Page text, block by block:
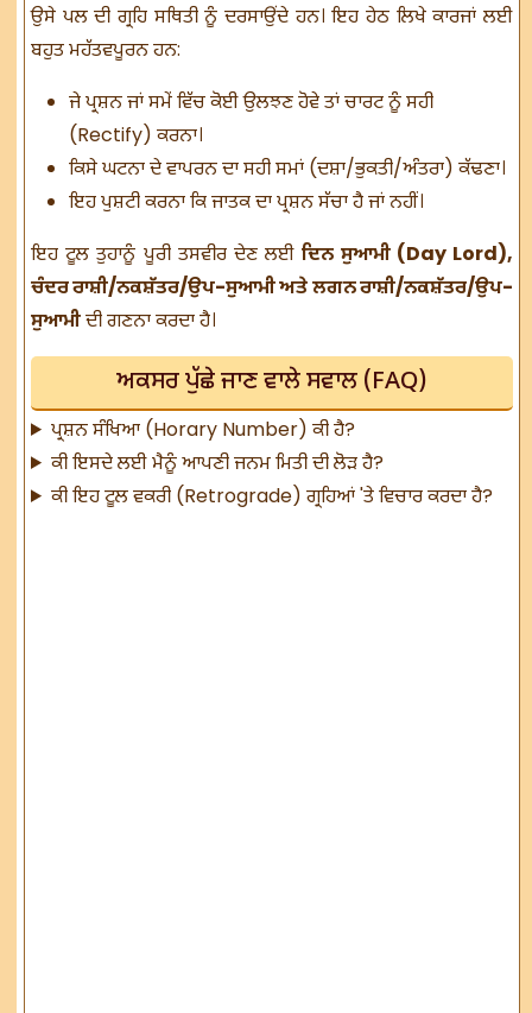
ਉਸੇ ਪਲ ਦੀ ਗ੍ਰਹਿ ਸਥਿਤੀ ਨੂੰ ਦਰਸਾਉਂਦੇ ਹਨ। ਇਹ ਹੇਠ ਲਿਖੇ ਕਾਰਜਾਂ ਲਈ
ਬਹੁਤ ਮਹੱਤਵਪੂਰਨ ਹਨ:
ਜੇ ਪ੍ਰਸ਼ਨ ਜਾਂ ਸਮੇਂ ਵਿੱਚ ਕੋਈ ਉਲਝਣ ਹੋਵੇ ਤਾਂ ਚਾਰਟ ਨੂੰ ਸਹੀ
(Rectify) ਕਰਨਾ।
ਕਿਸੇ ਘਟਨਾ ਦੇ ਵਾਪਰਨ ਦਾ ਸਹੀ ਸਮਾਂ (ਦਸ਼ਾ/ਭੁਕਤੀ/ਅੰਤਰਾ) ਕੱਢਣਾ।
ਇਹ ਪੁਸ਼ਟੀ ਕਰਨਾ ਕਿ ਜਾਤਕ ਦਾ ਪ੍ਰਸ਼ਨ ਸੱਚਾ ਹੈ ਜਾਂ ਨਹੀਂ।
ਇਹ ਟੂਲ ਤੁਹਾਨੂੰ ਪੂਰੀ ਤਸਵੀਰ ਦੇਣ ਲਈਦਿਨ ਸੁਆਮੀ (Day Lord),
ਚੰਦਰ ਰਾਸ਼ੀ/ਨਕਸ਼ੱਤਰ/ਉਪ-ਸੁਆਮੀ ਅਤੇ ਲਗਨ ਰਾਸ਼ੀ/ਨਕਸ਼ੱਤਰ/ਉਪ-
ਸੁਆਮੀਦੀ ਗਣਨਾ ਕਰਦਾ ਹੈ।
ਅਕਸਰ ਪੁੱਛੇ ਜਾਣ ਵਾਲੇ ਸਵਾਲ (FAQ)
ਪ੍ਰਸ਼ਨ ਸੰਖਿਆ (Horary Number) ਕੀ ਹੈ?
ਕੀ ਇਸਦੇ ਲਈ ਮੈਨੂੰ ਆਪਣੀ ਜਨਮ ਮਿਤੀ ਦੀ ਲੋੜ ਹੈ?
ਕੀ ਇਹ ਟੂਲ ਵਕਰੀ (Retrograde) ਗ੍ਰਹਿਆਂ 'ਤੇ ਵਿਚਾਰ ਕਰਦਾ ਹੈ?